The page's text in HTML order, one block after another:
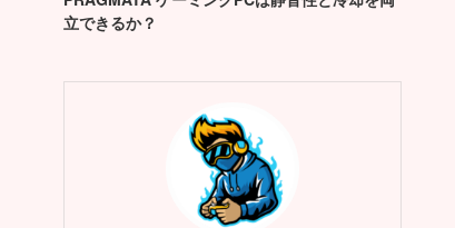
立できるか？